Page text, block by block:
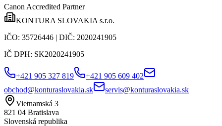
Canon Accredited Partner
KONTURA SLOVAKIA s.r.o.
IČO: 35726446 | DIČ: 2020241905
IČ DPH: SK2020241905
+421 905 327 819
+421 905 609 402
obchod@konturaslovakia.sk
servis@konturaslovakia.sk
Vietnamská 3
821 04 Bratislava
Slovenská republika